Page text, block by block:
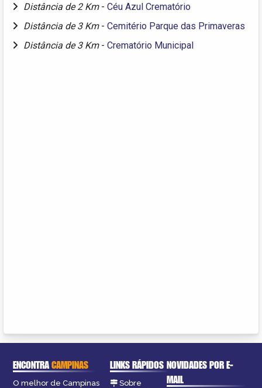
Distância de 2 Km - Céu Azul Crematório
Distância de 3 Km - Cemitério Parque das Primaveras
Distância de 3 Km - Crematório Municipal
ENCONTRACAMPINAS
O melhor de Campinas
LINKS RÁPIDOS
Sobre
NOVIDADES POR E-
MAIL